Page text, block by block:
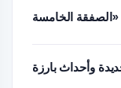
وأحداث بارزة